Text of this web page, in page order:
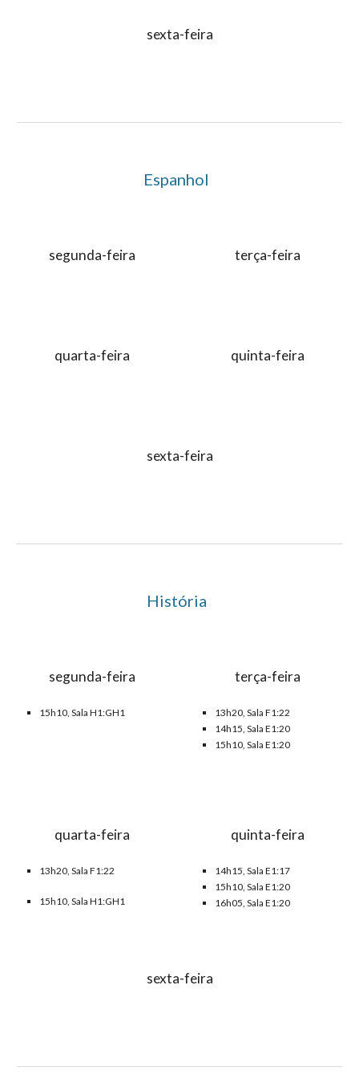
sexta-feira
Espanhol
segunda-feira terça-feira
quarta-feira quinta-feira
sexta-feira
História
segunda-feira
15h10, Sala H1:GH1
terça-feira
13h20, SalaF1:22
14h15, Sala E1:20
15h10, SalaE1:20
quarta-feira
13h20, SalaF1:22
15h10, SalaH1:GH1
quinta-feira
14h15, SalaE1:17
15h10, Sala E1:20
16h05, Sala E1:20
sexta-feira